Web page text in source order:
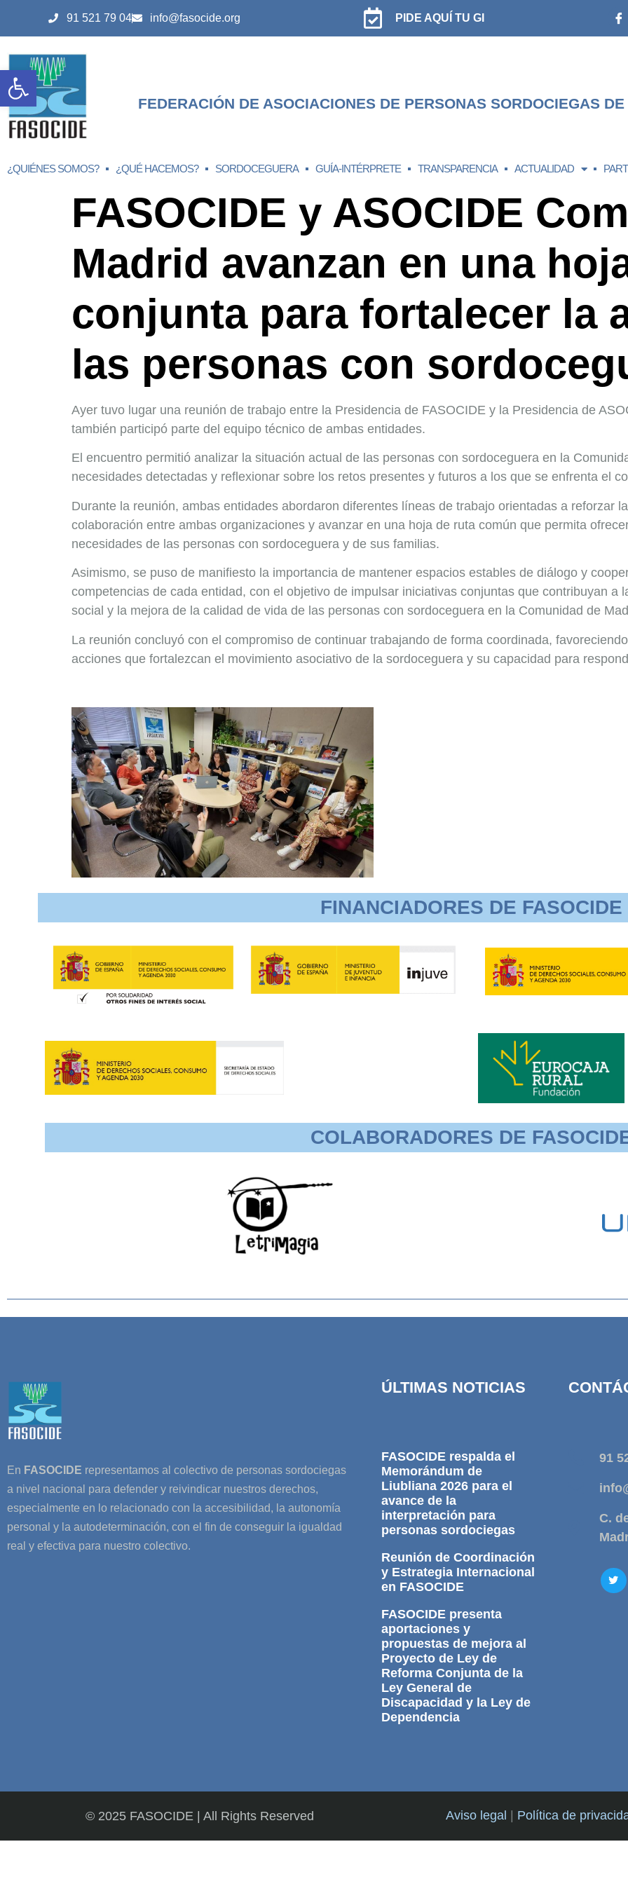
Abrir barra de herramientas
91 521 79 04 info@fasocide.org PIDE AQUÍ TU GI
FEDERACIÓN DE ASOCIACIONES DE PERSONAS SORDOCIEGAS
¿QUIÉNES SOMOS? ¿QUÉ HACEMOS? SORDOCEGUERA GUÍA-INTÉRPRETE TRANSPARENCIA ACTUALIDAD
FASOCIDE y ASOCIDE
Madrid avanzan en una
conjunta para fortalecer la
las personas con
Ayer tuvo lugar una reunión de trabajo entre la Presidencia de FASOCIDE y la Presidencia de
también participó parte del equipo técnico de ambas entidades.
El encuentro permitió analizar la situación actual de las personas con sordoceguera en la
necesidades detectadas y reflexionar sobre los retos presentes y futuros a los que se enfrenta el
Durante la reunión, ambas entidades abordaron diferentes líneas de trabajo orientadas a reforzar
colaboración entre ambas organizaciones y avanzar en una hoja de ruta común que permita
necesidades de las personas con sordoceguera y de sus familias.
Asimismo, se puso de manifiesto la importancia de mantener espacios estables de diálogo y
competencias de cada entidad, con el objetivo de impulsar iniciativas conjuntas que contribuyan a
social y la mejora de la calidad de vida de las personas con sordoceguera en la Comunidad de
La reunión concluyó con el compromiso de continuar trabajando de forma coordinada,
acciones que fortalezcan el movimiento asociativo de la sordoceguera y su capacidad para
FINANCIADORES DE FASOCIDE
COLABORADORES DE
En FASOCIDE representamos al colectivo de personas sordociegas
a nivel nacional para defender y reivindicar nuestros derechos,
especialmente en lo relacionado con la accesibilidad, la autonomía
personal y la autodeterminación, con el fin de conseguir la igualdad
real y efectiva para nuestro colectivo.
ÚLTIMAS NOTICIAS
FASOCIDE respalda el
Memorándum de
Liubliana 2026 para el
avance de la
interpretación para
personas sordociegas
Reunión de Coordinación
y Estrategia Internacional
en FASOCIDE
FASOCIDE presenta
aportaciones y
propuestas de mejora al
Proyecto de Ley de
Reforma Conjunta de la
Ley General de
Discapacidad y la Ley de
Dependencia
91
C.
© 2025 FASOCIDE | All Rights Reserved Aviso legal Política de